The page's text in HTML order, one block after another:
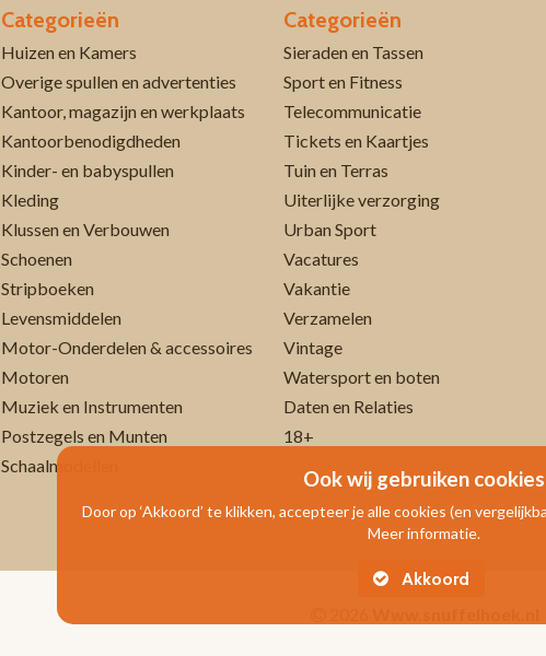
Categorieën
Huizen en Kamers
Overige spullen en advertenties
Kantoor, magazijn en werkplaats
Kantoorbenodigdheden
Kinder- en babyspullen
Kleding
Klussen en Verbouwen
Schoenen
Stripboeken
Levensmiddelen
Motor-Onderdelen & accessoires
Motoren
Muziek en Instrumenten
Postzegels en Munten
Schaalmodellen
Categorieën
Sieraden en Tassen
Sport en Fitness
Telecommunicatie
Tickets en Kaartjes
Tuin en Terras
Uiterlijke verzorging
Urban Sport
Vacatures
Vakantie
Verzamelen
Vintage
Watersport en boten
Daten en Relaties
18+
Ook wij gebruiken cookies
Door op ‘Akkoord’ te klikken, accepteer je alle cookies (en
Meer informatie.
Akkoord